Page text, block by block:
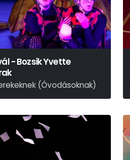
- Bozsik Yvette
(Óvodásoknak)